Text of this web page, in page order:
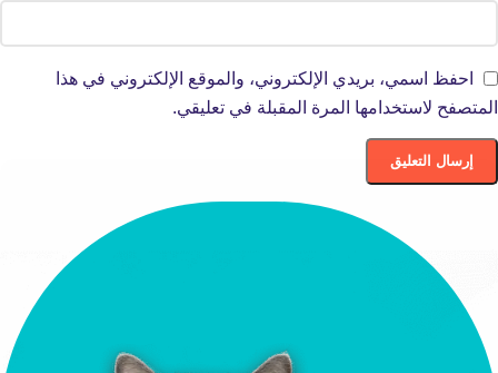
احفظ اسمي، بريدي الإلكتروني، والموقع الإلكتروني في هذا
المتصفح لاستخدامها المرة المقبلة في تعليقي.